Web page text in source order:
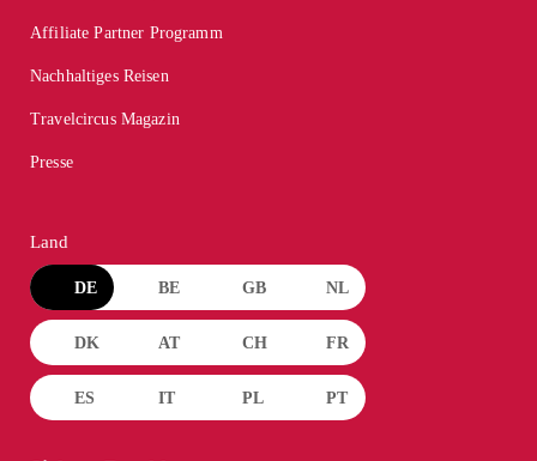
Affiliate Partner Programm
Nachhaltiges Reisen
Travelcircus Magazin
Presse
Land
DE BE GB NL
DK AT CH FR
ES IT PL PT